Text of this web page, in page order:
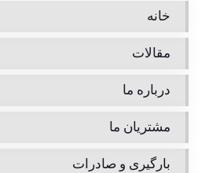
خانه
مقالات
درباره ما
مشتریان ما
بارگیری و صادرات